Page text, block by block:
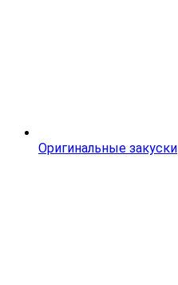
Оригинальные закуски